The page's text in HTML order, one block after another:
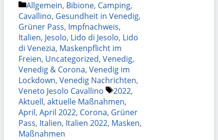
Kategorien
Allgemein, Bibione, Camping,
Cavallino, Gesundheit in Venedig,
Grüner Pass, Impfnachweis,
Italien, Jesolo, Lido di Jesolo, Lido
di Venezia, Maskenpflicht im
Freien, Uncategorized, Venedig,
Venedig & Corona, Venedig im
Lockdown, Venedig Nachrichten,
Veneto Jesolo Cavallino
Schlagwörter
2022,
Aktuell, aktuelle Maßnahmen,
April, April 2022, Corona, Grüner
Pass, Italien, Italien 2022, Masken,
Maßnahmen